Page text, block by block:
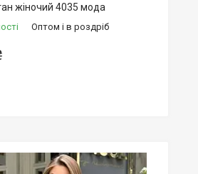
жіночий 4035 мода
Оптом і в роздріб